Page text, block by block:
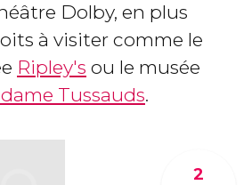
Dolby, en plus
à visiter comme le
Ripley's ou le musée
Tussauds.
2